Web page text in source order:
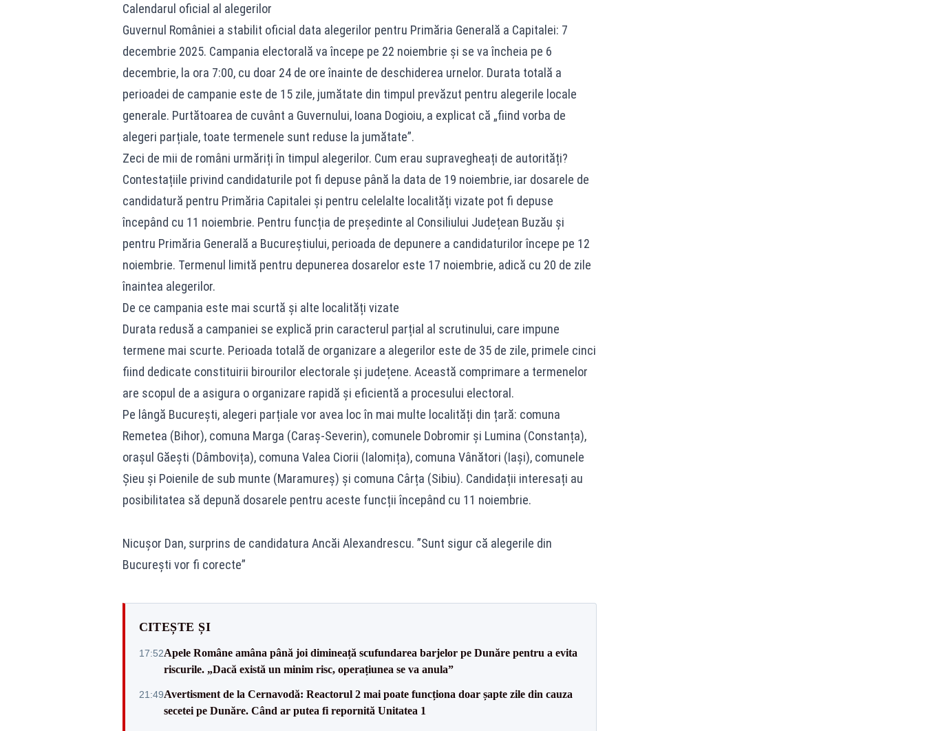
Calendarul oficial al alegerilor
Guvernul României a stabilit oficial data alegerilor pentru Primăria Generală a Capitalei: 7
decembrie 2025. Campania electorală va începe pe 22 noiembrie și se va încheia pe 6
decembrie, la ora 7:00, cu doar 24 de ore înainte de deschiderea urnelor. Durata totală a
perioadei de campanie este de 15 zile, jumătate din timpul prevăzut pentru alegerile locale
generale. Purtătoarea de cuvânt a Guvernului, Ioana Dogioiu, a explicat că „fiind vorba de
alegeri parțiale, toate termenele sunt reduse la jumătate”.
Zeci de mii de români urmăriți în timpul alegerilor. Cum erau supravegheați de autorități?
Contestațiile privind candidaturile pot fi depuse până la data de 19 noiembrie, iar dosarele de
candidatură pentru Primăria Capitalei și pentru celelalte localități vizate pot fi depuse
începând cu 11 noiembrie. Pentru funcția de președinte al Consiliului Județean Buzău și
pentru Primăria Generală a Bucureștiului, perioada de depunere a candidaturilor începe pe 12
noiembrie. Termenul limită pentru depunerea dosarelor este 17 noiembrie, adică cu 20 de zile
înaintea alegerilor.
De ce campania este mai scurtă și alte localități vizate
Durata redusă a campaniei se explică prin caracterul parțial al scrutinului, care impune
termene mai scurte. Perioada totală de organizare a alegerilor este de 35 de zile, primele cinci
fiind dedicate constituirii birourilor electorale și județene. Această comprimare a termenelor
are scopul de a asigura o organizare rapidă și eficientă a procesului electoral.
Pe lângă București, alegeri parțiale vor avea loc în mai multe localități din țară: comuna
Remetea (Bihor), comuna Marga (Caraș-Severin), comunele Dobromir și Lumina (Constanța),
orașul Găești (Dâmbovița), comuna Valea Ciorii (Ialomița), comuna Vânători (Iași), comunele
Șieu și Poienile de sub munte (Maramureș) și comuna Cârța (Sibiu). Candidații interesați au
posibilitatea să depună dosarele pentru aceste funcții începând cu 11 noiembrie.
Nicușor Dan, surprins de candidatura Ancăi Alexandrescu. ”Sunt sigur că alegerile din
București vor fi corecte”
CITEȘTE ȘI
17:52Apele Române amâna până joi dimineață scufundarea barjelor pe Dunăre pentru a evita
riscurile. „Dacă există un minim risc, operațiunea se va anula”
21:49Avertisment de la Cernavodă: Reactorul 2 mai poate funcționa doar șapte zile din cauza
secetei pe Dunăre. Când ar putea fi repornită Unitatea 1